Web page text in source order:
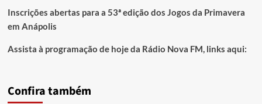
Inscrições abertas para a 53ª edição dos Jogos da Primavera
em Anápolis
Assista à programação de hoje da Rádio Nova FM, links aqui:
Confira também